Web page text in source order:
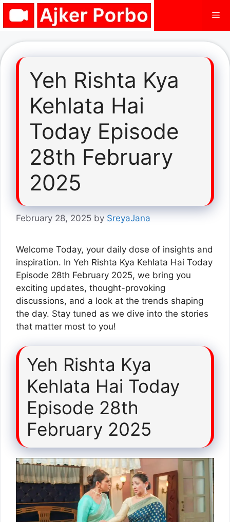
Skip
Yeh Rishta Kya
Kehlata Hai
Today Episode
28th February
2025
February 28, 2025 by SreyaJana
Welcome Today, your daily dose of insights and
inspiration. In Yeh Rishta Kya Kehlata Hai Today
Episode 28th February 2025, we bring you
exciting updates, thought-provoking
discussions, and a look at the trends shaping
the day. Stay tuned as we dive into the stories
that matter most to you!
Yeh Rishta Kya
Kehlata Hai Today
Episode 28th
February 2025